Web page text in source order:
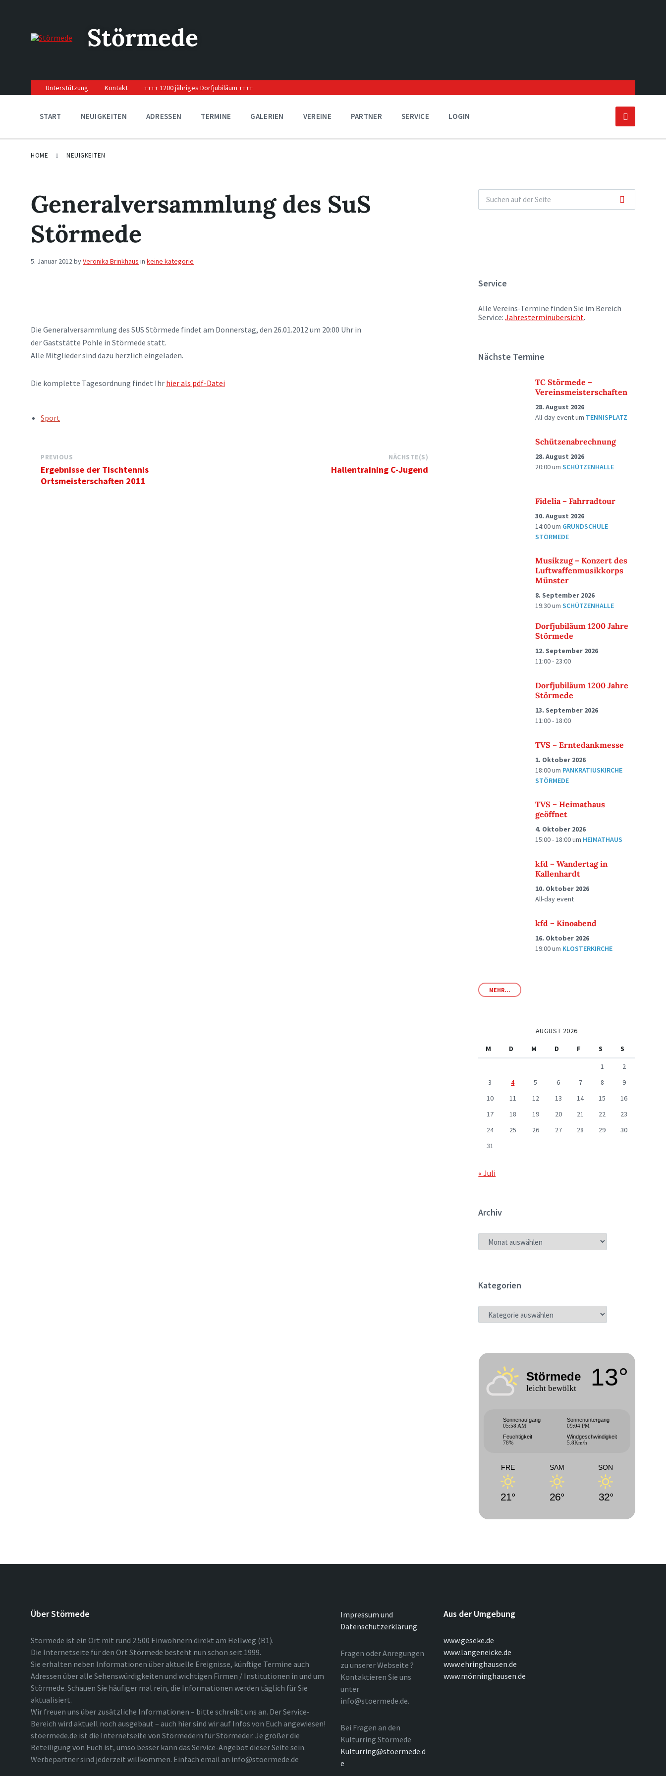
navigation
Störmede
Unterstützung Kontakt ++++ 1200 jähriges Dorfjubiläum ++++
START NEUIGKEITEN ADRESSEN TERMINE GALERIEN VEREINE PARTNER SERVICE LOGIN
HOME NEUIGKEITEN
Generalversammlung des SuS
Störmede
5. Januar 2012byVeronika Brinkhaus in keine kategorie
Die Generalversammlung des SUS Störmede findet am Donnerstag, den 26.01.2012 um 20:00 Uhr in
der Gaststätte Pohle in Störmede statt.
Alle Mitglieder sind dazu herzlich eingeladen.
Die komplette Tagesordnung findet Ihr hier als pdf-Datei
TAGS:Sport
PREVIOUS
Ergebnisse der Tischtennis
Ortsmeisterschaften 2011
NÄCHSTE(S)
Hallentraining C-Jugend
Service
Alle Vereins-Termine finden Sie im Bereich
Service:Jahresterminübersicht.
Nächste Termine
TC Störmede –
Vereinsmeisterschaften
28. August 2026
All-day eventum TENNISPLATZ
Schützenabrechnung
28. August 2026
20:00umSCHÜTZENHALLE
Fidelia – Fahrradtour
30. August 2026
14:00um GRUNDSCHULE
STÖRMEDE
Musikzug – Konzert des
Luftwaffenmusikkorps
Münster
8. September 2026
19:30umSCHÜTZENHALLE
Dorfjubiläum 1200 Jahre
Störmede
12. September 2026
11:00 - 23:00
Dorfjubiläum 1200 Jahre
Störmede
13. September 2026
11:00 - 18:00
TVS – Erntedankmesse
1. Oktober 2026
18:00um PANKRATIUSKIRCHE
STÖRMEDE
TVS – Heimathaus
geöffnet
4. Oktober 2026
15:00 - 18:00um HEIMATHAUS
kfd – Wandertag in
Kallenhardt
10. Oktober 2026
All-day event
kfd – Kinoabend
16. Oktober 2026
19:00um KLOSTERKIRCHE
MEHR...
AUGUST 2026
M
D M D F S
S
1
2
3
4 5 6 7 8
9
10
11 12 13 14 15
16
17
18 19 20 21 22
23
24
25 26 27 28 29
30
31
« Juli
Archiv
ARCHIV
Kategorien
KATEGORIEN
Störmede
leicht bewölkt 13°
Sonnenaufgang
05:58 AM
Sonnenuntergang
09:04 PM
Feuchtigkeit
78%
Windgeschwindigkeit
5.8Km/h
FRE
21°
SAM
26°
SON
32°
Über Störmede
Störmede ist ein Ort mit rund 2.500 Einwohnern direkt am Hellweg (B1).
Die Internetseite für den Ort Störmede besteht nun schon seit 1999.
Sie erhalten neben Informationen über aktuelle Ereignisse, künftige Termine auch
Adressen über alle Sehenswürdigkeiten und wichtigen Firmen / Institutionen in und um
Störmede. Schauen Sie häufiger mal rein, die Informationen werden täglich für Sie
aktualisiert.
Wir freuen uns über zusätzliche Informationen – bitte schreibt uns an. Der Service-
Bereich wird aktuell noch ausgebaut – auch hier sind wir auf Infos von Euch angewiesen!
stoermede.de ist die Internetseite von Störmedern für Störmeder. Je größer die
Beteiligung von Euch ist, umso besser kann das Service-Angebot dieser Seite sein.
Werbepartner sind jederzeit willkommen. Einfach email an info@stoermede.de
Impressum und
Datenschutzerklärung
Fragen oder Anregungen
zu unserer Webseite ?
Kontaktieren Sie uns
unter
info@stoermede.de.
Bei Fragen an den
Kulturring Störmede
Kulturring@stoermede.d
e
Aus der Umgebung
www.geseke.de
www.langeneicke.de
www.ehringhausen.de
www.mönninghausen.de